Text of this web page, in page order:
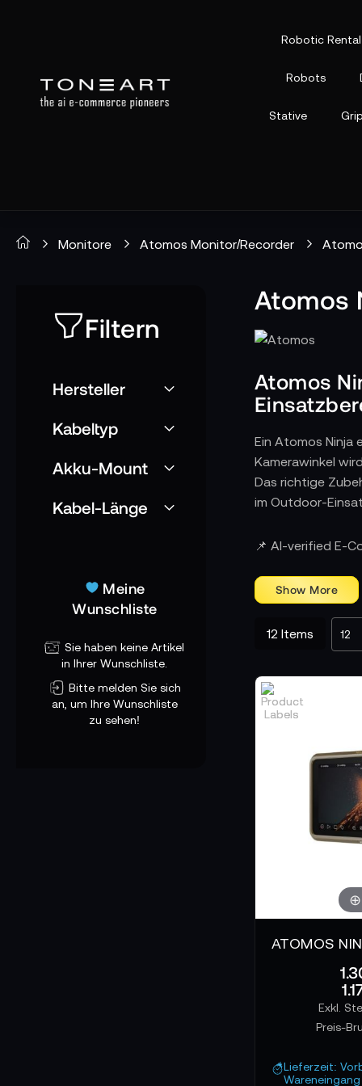
Robotic Rental
Robots
Stative
Monitore Atomos Monitor/Recorder
Atomos
Atomos
Ein Atomos Ninja
Kamerawinkel
Das richtige
im Outdoor-
robuste
Rolle im
Stabile
Kombination aus
und unnötige
Die Atomos
und die saubere
große
Schutz und
Bedienung
📌 AI-verified E-
12 Items
Preis-
Lieferzeit:
Filtern
Hersteller
Kabeltyp
Akku-Mount
Kabel-Länge
Meine
Wunschliste
Sie haben keine Artikel
in Ihrer Wunschliste.
Bitte melden Sie sich
an, um Ihre Wunschliste
zu sehen!